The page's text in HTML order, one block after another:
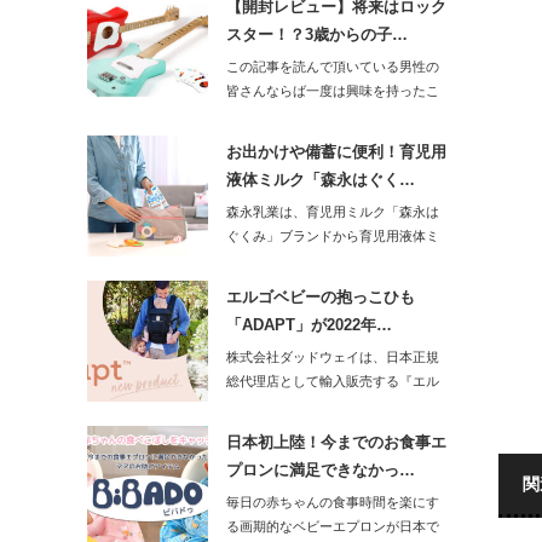
【開封レビュー】将来はロック
スター！？3歳からの子…
この記事を読んで頂いている男性の
皆さんならば一度は興味を持ったこ
お出かけや備蓄に便利！育児用
液体ミルク「森永はぐく…
森永乳業は、育児用ミルク「森永は
ぐくみ」ブランドから育児用液体ミ
エルゴベビーの抱っこひも
「ADAPT」が2022年…
株式会社ダッドウェイは、日本正規
総代理店として輸入販売する『エル
日本初上陸！今までのお食事エ
プロンに満足できなかっ…
毎日の赤ちゃんの食事時間を楽にす
る画期的なベビーエプロンが日本で